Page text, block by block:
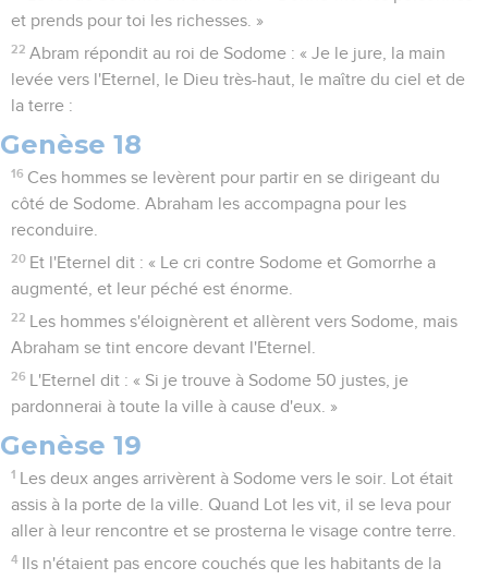
et prends pour toi les richesses. »
22 Abram répondit au roi de Sodome : « Je le jure, la main
levée vers l'Eternel, le Dieu très-haut, le maître du ciel et de
la terre :
Genèse 18
16 Ces hommes se levèrent pour partir en se dirigeant du
côté de Sodome. Abraham les accompagna pour les
reconduire.
20 Et l'Eternel dit : « Le cri contre Sodome et Gomorrhe a
augmenté, et leur péché est énorme.
22
Les hommes s'éloignèrent et allèrent vers Sodome, mais
Abraham se tint encore devant l'Eternel.
26
L'Eternel dit : « Si je trouve à Sodome 50 justes, je
pardonnerai à toute la ville à cause d'eux. »
Genèse 19
1
Les deux anges arrivèrent à Sodome vers le soir. Lot était
assis à la porte de la ville. Quand Lot les vit, il se leva pour
aller à leur rencontre et se prosterna le visage contre terre.
4 Ils n'étaient pas encore couchés que les habitants de la